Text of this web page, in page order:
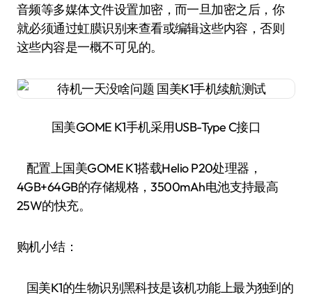
音频等多媒体文件设置加密，而一旦加密之后，你
就必须通过虹膜识别来查看或编辑这些内容，否则
这些内容是一概不可见的。
国美GOME K1手机采用USB-Type C接口
配置上国美GOME K1搭载Helio P20处理器，
4GB+64GB的存储规格，3500mAh电池支持最高
25W的快充。
购机小结：
国美K1的生物识别黑科技是该机功能上最为独到的